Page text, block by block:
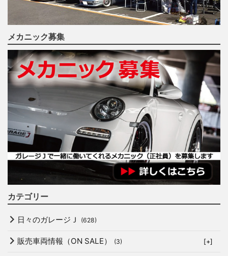
メカニック募集
カテゴリー
日々のガレージＪ (628)
販売車両情報（ON SALE） (3) [+]